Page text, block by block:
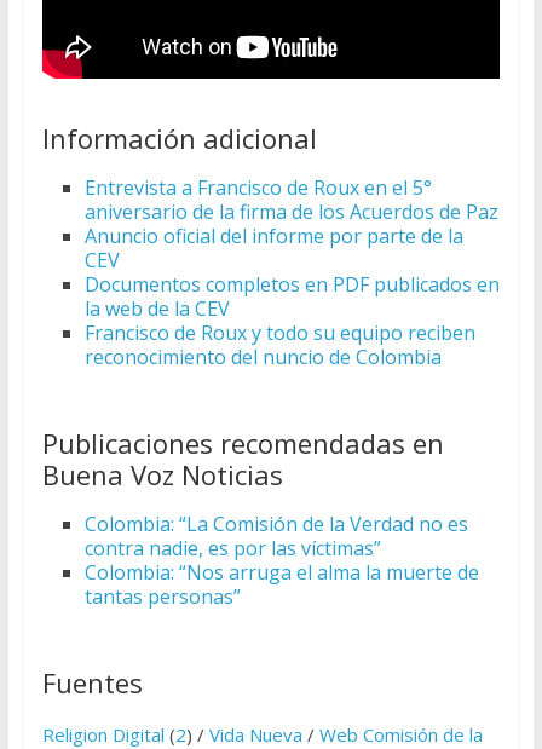
Información adicional
Entrevista a Francisco de Roux en el 5°
aniversario de la firma de los Acuerdos de Paz
Anuncio oficial del informe por parte de la
CEV
Documentos completos en PDF publicados en
la web de la CEV
Francisco de Roux y todo su equipo reciben
reconocimiento del nuncio de Colombia
Publicaciones recomendadas en
Buena Voz Noticias
Colombia: “La Comisión de la Verdad no es
contra nadie, es por las víctimas”
Colombia: “Nos arruga el alma la muerte de
tantas personas”
Fuentes
Religion Digital (2) / Vida Nueva / Web Comisión de la